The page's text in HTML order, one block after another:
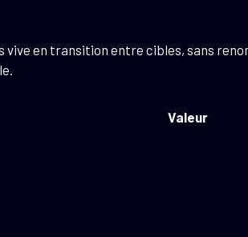
vive en transition entre cibles, sans
Valeur